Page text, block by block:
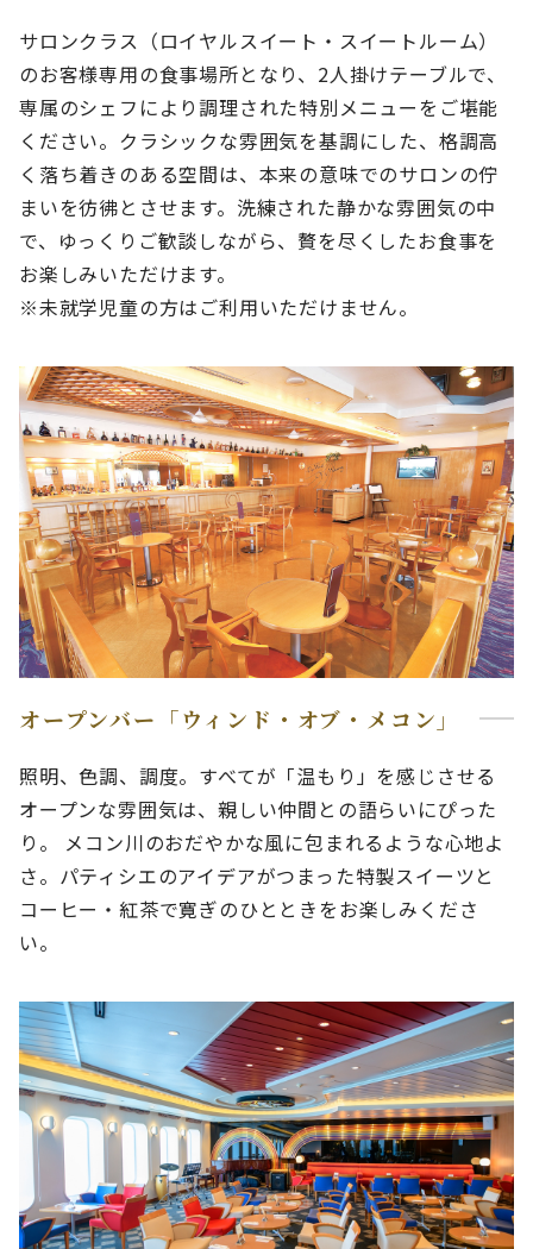
サロンクラス（ロイヤルスイート・スイートルーム）
のお客様専用の食事場所となり、2人掛けテーブルで、
専属のシェフにより調理された特別メニューをご堪能
ください。クラシックな雰囲気を基調にした、格調高
く落ち着きのある空間は、本来の意味でのサロンの佇
まいを彷彿とさせます。洗練された静かな雰囲気の中
で、ゆっくりご歓談しながら、贅を尽くしたお食事を
お楽しみいただけます。
※未就学児童の方はご利用いただけません。
オープンバー「ウィンド・オブ・メコン」
照明、色調、調度。すべてが「温もり」を感じさせる
オープンな雰囲気は、親しい仲間との語らいにぴった
り。 メコン川のおだやかな風に包まれるような心地よ
さ。パティシエのアイデアがつまった特製スイーツと
コーヒー・紅茶で寛ぎのひとときをお楽しみくださ
い。